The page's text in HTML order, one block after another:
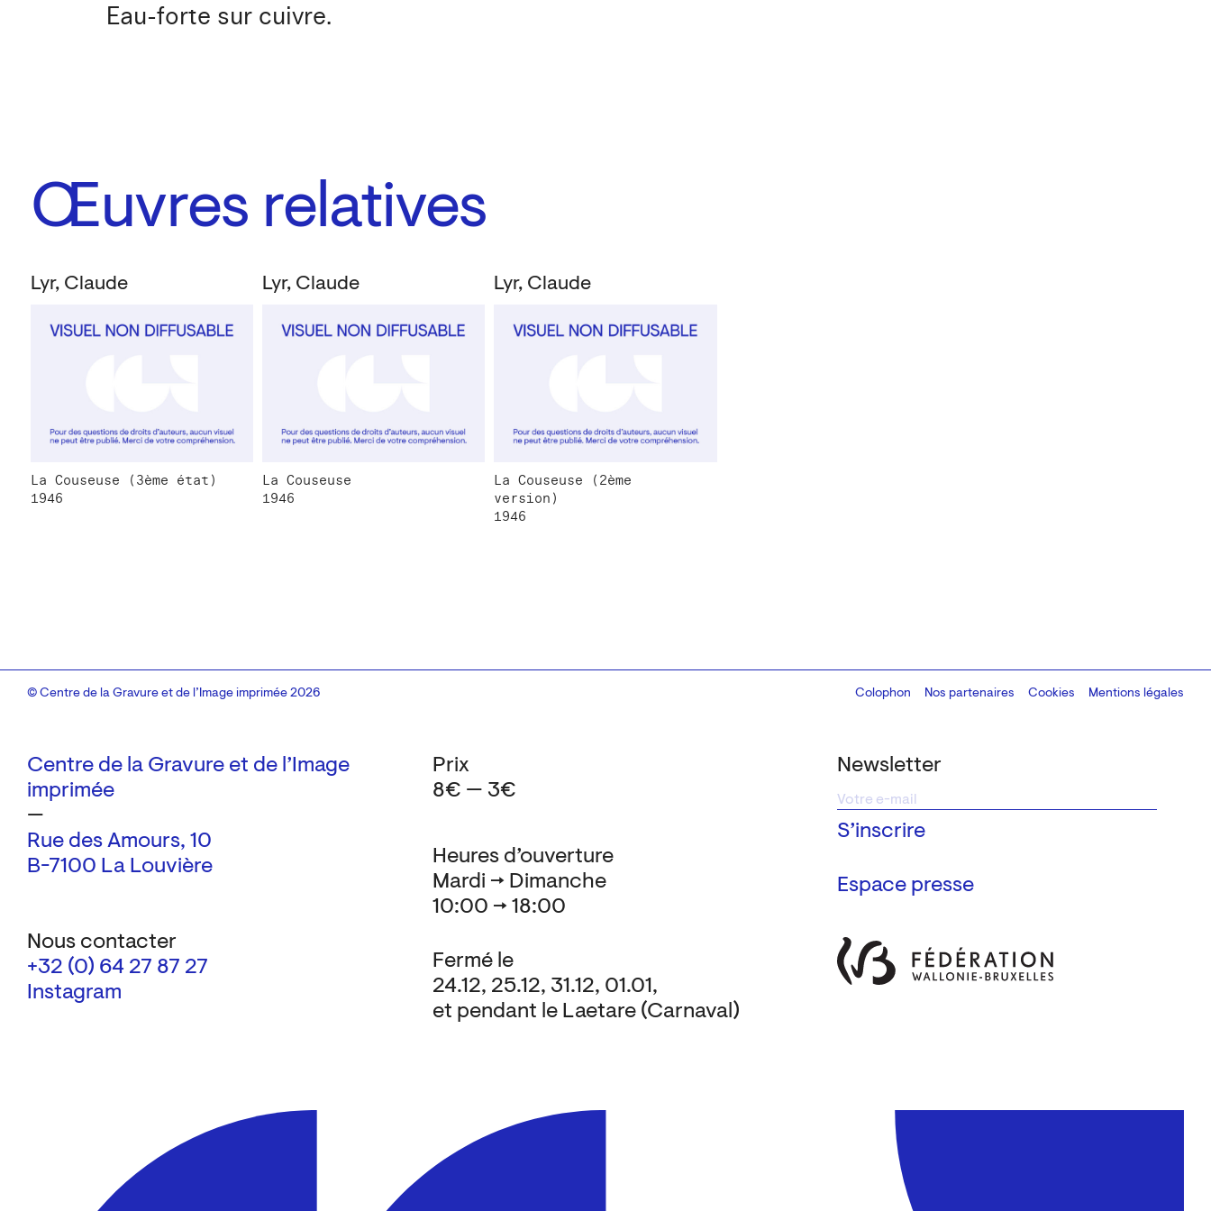
Eau-forte sur cuivre.
Œuvres relatives
Lyr, Claude
La Couseuse (3ème état)
1946
Lyr, Claude
La Couseuse
1946
Lyr, Claude
La Couseuse (2ème
version)
1946
Centre de la Gravure et de l’Image
imprimée
—
Rue des Amours, 10
B-7100 La Louvière
Nous contacter
+32 (0) 64 27 87 27
Instagram
Newsletter
Espace presse
Heures d’ouverture
Mardi → Dimanche
10:00 → 18:00
Fermé le
24.12, 25.12, 31.12, 01.01,
et pendant le Laetare (Carnaval)
Prix
8€ — 3€
© Centre de la Gravure et de l’Image imprimée 2026 Colophon
Design:Marcel Kaczmarek, code:8080.studio
Nos partenaires Cookies Mentions légales